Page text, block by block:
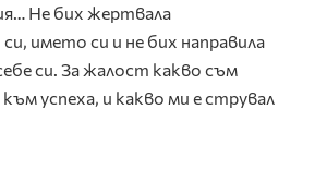
Не бих жертвала
името си и не бих направила
си. За жалост какво съм
успеха, и какво ми е струвал